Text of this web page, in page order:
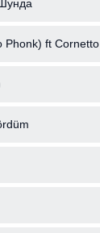
Phonk) ft Cornetto